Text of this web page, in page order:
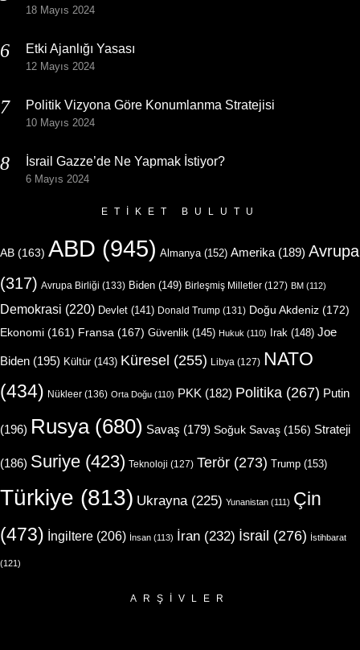
18 Mayıs 2024
Etki Ajanlığı Yasası
12 Mayıs 2024
Politik Vizyona Göre Konumlanma Stratejisi
10 Mayıs 2024
İsrail Gazze’de Ne Yapmak İstiyor?
6 Mayıs 2024
ETIKET BULUTU
AB (163) ABD (945) Almanya (152) Amerika (189) Avrupa
(317) Avrupa Birliği (133) Biden (149) Birleşmiş Milletler (127) BM (112)
Demokrasi (220) Devlet (141) Donald Trump (131) Doğu Akdeniz (172)
Ekonomi (161) Fransa (167) Güvenlik (145) Hukuk (110) Irak (148) Joe
Biden (195) Kültür(143) Küresel (255) Libya (127) NATO
(434) Nükleer (136) Orta Doğu (110) PKK (182) Politika (267) Putin
(196) Rusya(680) Savaş (179) Soğuk Savaş (156) Strateji
(186) Suriye (423) Teknoloji (127) Terör (273) Trump (153)
Türkiye (813) Ukrayna (225) Yunanistan (111) Çin
(473) İngiltere (206) İnsan (113) İran (232) İsrail (276) İstihbarat
(121)
ARŞIVLER